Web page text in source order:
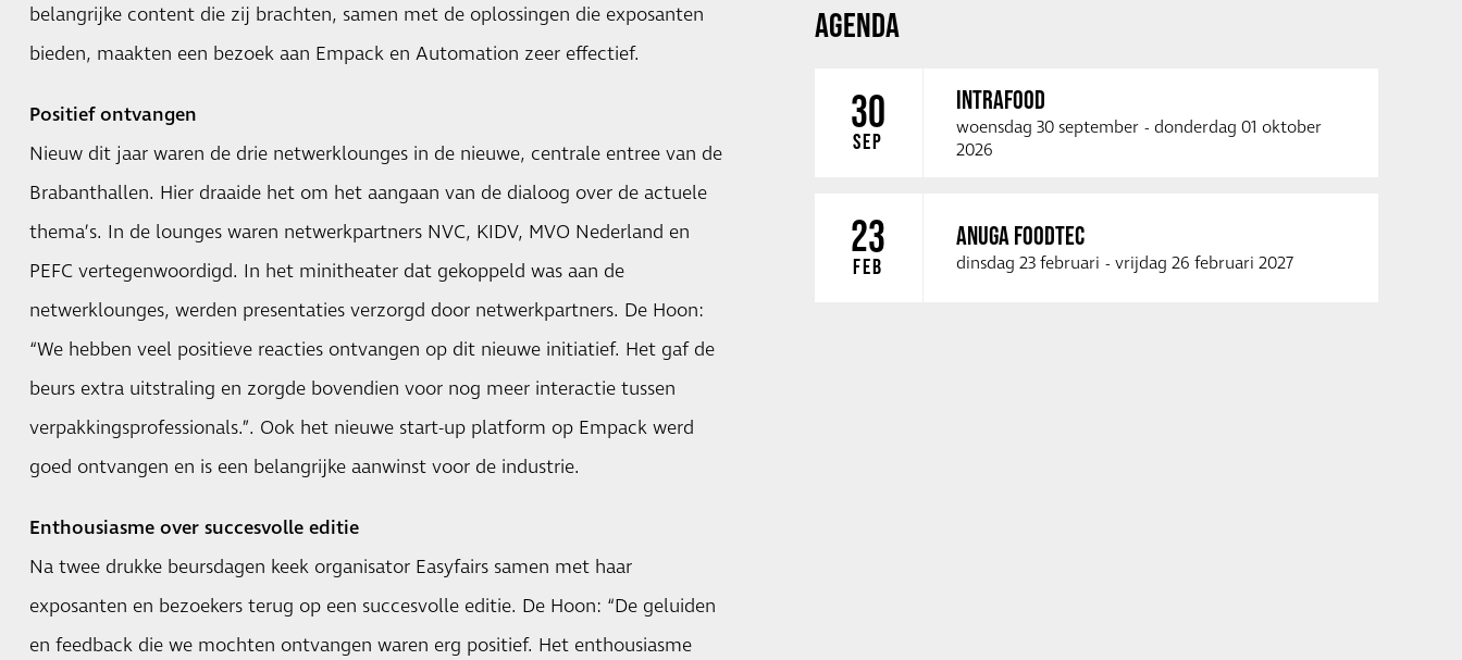
belangrijke content die zij brachten, samen met de oplossingen die exposanten
bieden, maakten een bezoek aan Empack en Automation zeer effectief.
Positief ontvangen
Nieuw dit jaar waren de drie netwerklounges in de nieuwe, centrale entree van de
Brabanthallen. Hier draaide het om het aangaan van de dialoog over de actuele
thema’s. In de lounges waren netwerkpartners NVC, KIDV, MVO Nederland en
PEFC vertegenwoordigd. In het minitheater dat gekoppeld was aan de
netwerklounges, werden presentaties verzorgd door netwerkpartners. De Hoon:
“We hebben veel positieve reacties ontvangen op dit nieuwe initiatief. Het gaf de
beurs extra uitstraling en zorgde bovendien voor nog meer interactie tussen
verpakkingsprofessionals.”. Ook het nieuwe start-up platform op Empack werd
goed ontvangen en is een belangrijke aanwinst voor de industrie.
Enthousiasme over succesvolle editie
Na twee drukke beursdagen keek organisator Easyfairs samen met haar
exposanten en bezoekers terug op een succesvolle editie. De Hoon: “De geluiden
en feedback die we mochten ontvangen waren erg positief. Het enthousiasme
AGENDA
30
SEP
INTRAFOOD
woensdag 30 september - donderdag 01 oktober
2026
23
FEB
ANUGA FOODTEC
dinsdag 23 februari - vrijdag 26 februari 2027